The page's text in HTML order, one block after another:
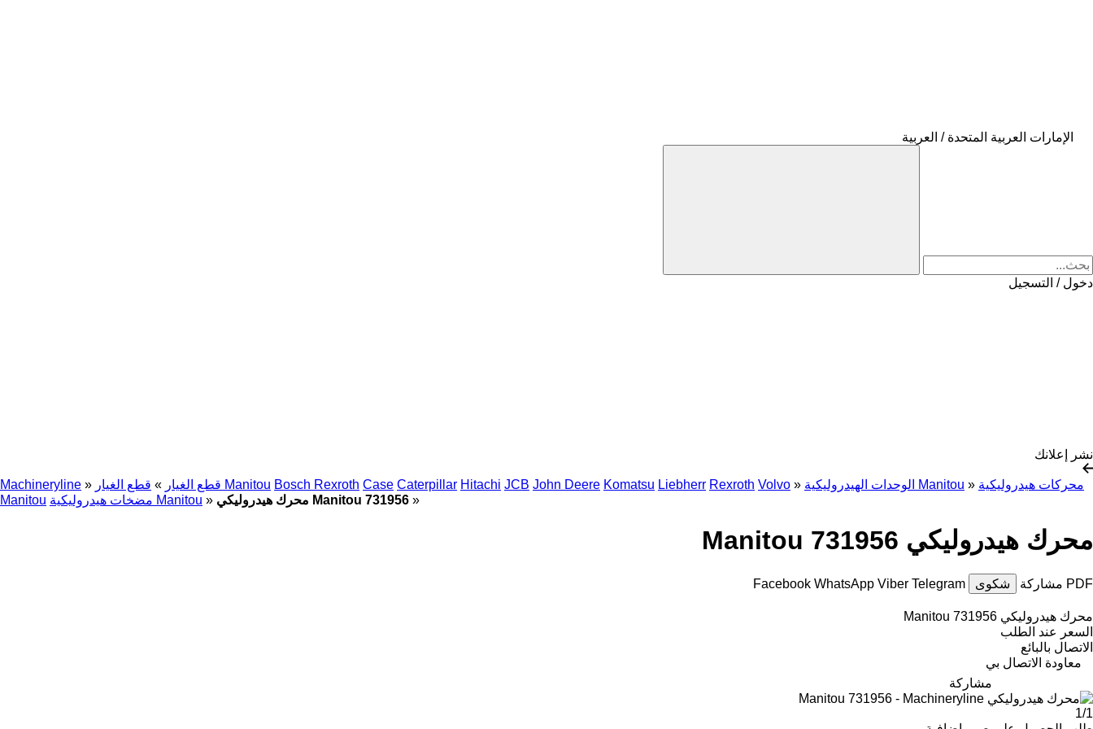
الإمارات العربية المتحدة / العربية
دخول / التسجيل
نشر إعلانك
Machineryline » قطع الغيار » قطع الغيار Manitou Bosch Rexroth Case Caterpillar Hitachi JCB John Deere Komatsu Liebherr Rexroth Volvo » الوحدات الهيدروليكية Manitou » محركات هيدروليكية
Manitou
مضخات هيدروليكية Manitou » محرك هيدروليكي Manitou 731956 »
محرك هيدروليكي Manitou 731956
PDF مشاركة شكوى Facebook WhatsApp Viber Telegram
محرك هيدروليكي Manitou 731956
السعر عند الطلب
الاتصال بالبائع
معاودة الاتصال بي
مشاركة
1/1